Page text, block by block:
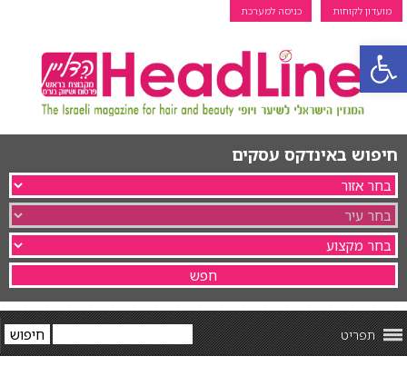
פתח סרגל נגישות
מועדון לקוחות כניסה למערכת
חיפוש באינדקס עסקים
תפריט